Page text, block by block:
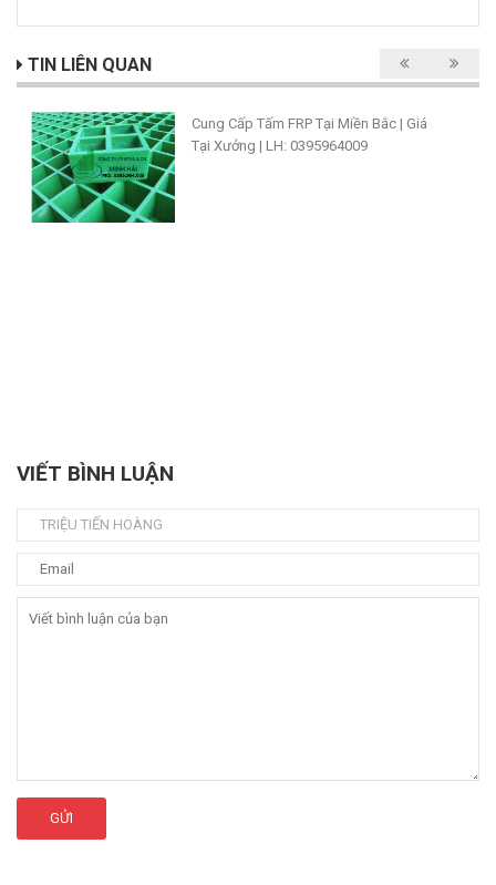
TIN LIÊN QUAN
Cung Cấp Tấm FRP Tại Miền Bắc | Giá
Tại Xưởng | LH: 0395964009
VIẾT BÌNH LUẬN
GỬI